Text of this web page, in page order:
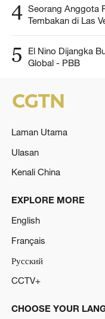
4 Seorang Anggota
Tembakan di Las
5
El Nino Dijangka
Global - PBB
Laman Utama
Ulasan
Kenali China
EXPLORE MORE
English
Français
Русский
CCTV+
CHOOSE YOUR